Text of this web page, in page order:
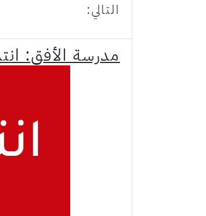
التالي:
مدرسة الأفق: